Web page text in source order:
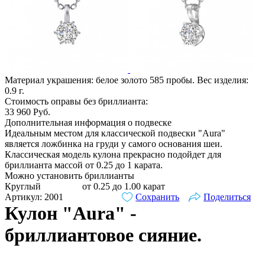
Материал украшения: белое золото 585 пробы. Вес изделия:
0.9 г.
Стоимость оправы без бриллианта:
33 960 Руб.
Дополнительная информация о подвеске
Идеальным местом для классической подвески "Aura"
является ложбинка на груди у самого основания шеи.
Классическая модель кулона прекрасно подойдет для
бриллианта массой от 0.25 до 1 карата.
Можно установить бриллианты
Круглый
от 0.25 до 1.00 карат
Артикул: 2001
Сохранить Поделиться
Кулон "Aura" -
бриллиантовое сияние.